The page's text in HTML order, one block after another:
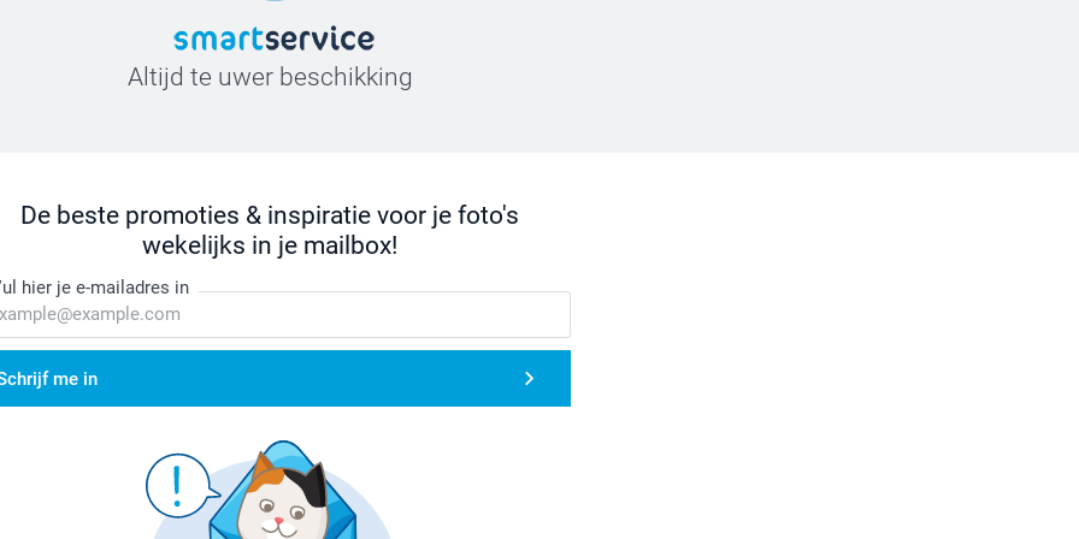
Altijd te uwer beschikking
De beste promoties & inspiratie voor je foto's
wekelijks in je mailbox!
hier je e-mailadres in
me in